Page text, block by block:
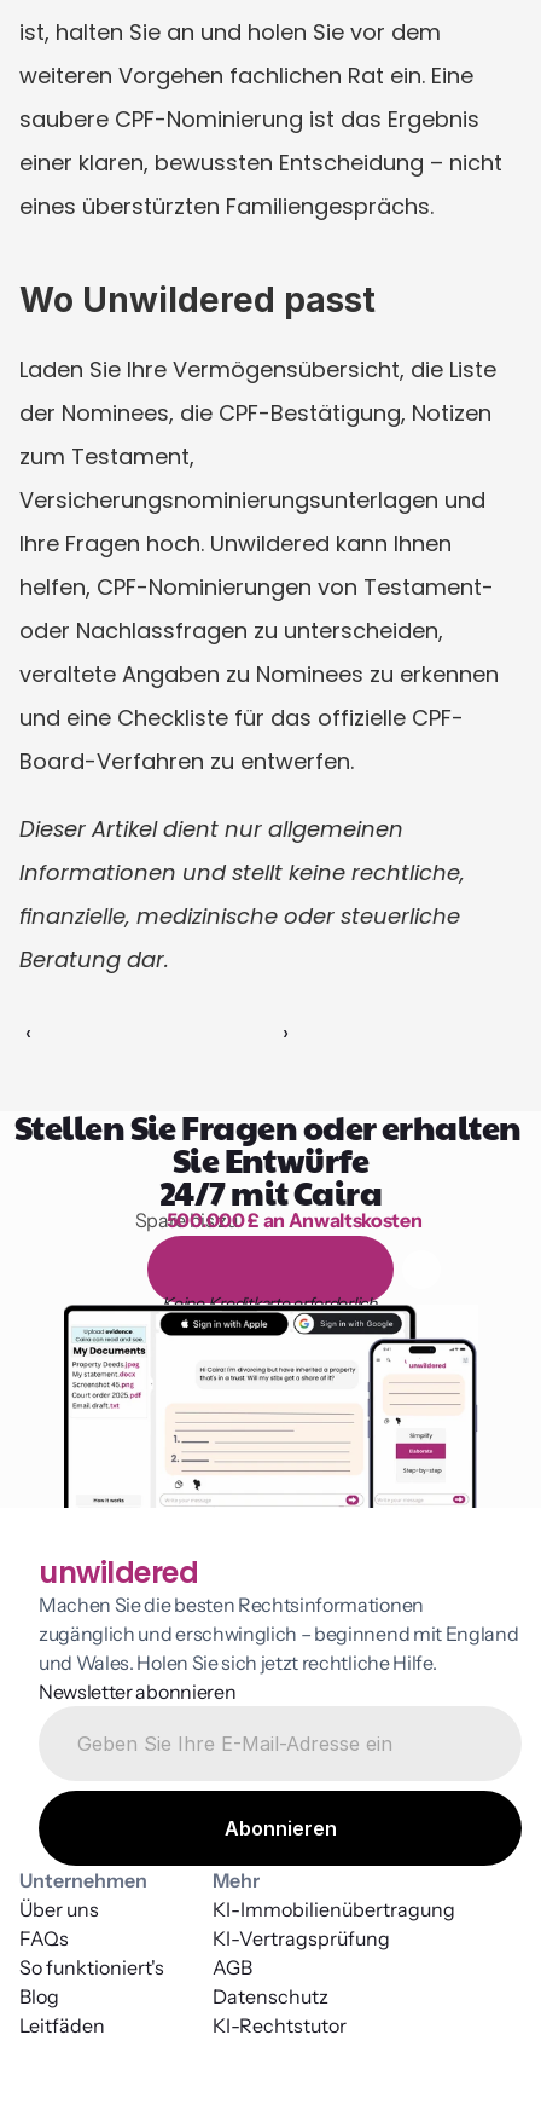
ist, halten Sie an und holen Sie vor dem
weiteren Vorgehen fachlichen Rat ein. Eine
saubere CPF-Nominierung ist das Ergebnis
einer klaren, bewussten Entscheidung – nicht
eines überstürzten Familiengesprächs.
Wo Unwildered passt
Laden Sie Ihre Vermögensübersicht, die Liste
der Nominees, die CPF-Bestätigung, Notizen
zum Testament,
Versicherungsnominierungsunterlagen und
Ihre Fragen hoch. Unwildered kann Ihnen
helfen, CPF-Nominierungen von Testament-
oder Nachlassfragen zu unterscheiden,
veraltete Angaben zu Nominees zu erkennen
und eine Checkliste für das offizielle CPF-
Board-Verfahren zu entwerfen.
Dieser Artikel dient nur allgemeinen
Informationen und stellt keine rechtliche,
finanzielle, medizinische oder steuerliche
Beratung dar.
‹ ›
Stellen Sie Fragen oder erhalten
Sie Entwürfe
24/7 mit Caira
1.000 Stunden Lesen
Spare bis zu
500.000 £ an Anwaltskosten
äg on
Keine Kreditkarte erforderlich
unwildered
Machen Sie die besten Rechtsinformationen
zugänglich und erschwinglich – beginnend mit England
und Wales. Holen Sie sich jetzt rechtliche Hilfe.
Newsletter abonnieren
Unternehmen
Über uns
FAQs
So funktioniert's
Blog
Leitfäden
Mehr
AGB
KI-Vertragsprüfung
KI-Rechtstutor
Datenschutz
KI-Immobilienübertragung